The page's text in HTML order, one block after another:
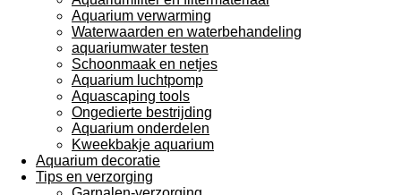
Aquarium verwarming
Waterwaarden en waterbehandeling
aquariumwater testen
Schoonmaak en netjes
Aquarium luchtpomp
Aquascaping tools
Ongedierte bestrijding
Aquarium onderdelen
Kweekbakje aquarium
Aquarium decoratie
Tips en verzorging